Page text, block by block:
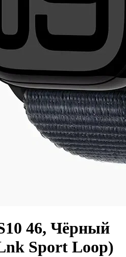
46, Чёрный
Sport Loop)